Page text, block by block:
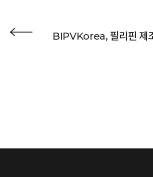
BIPVKorea, 필리핀 제